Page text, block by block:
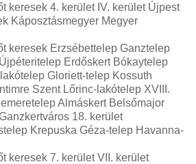
keresek 4. kerület IV. kerület Újpest
Káposztásmegyer Megyer
keresek Erzsébettelep Ganztelep
Erdőskert Bókaytelep
Gloriett-telep Kossuth
Szent Lőrinc-lakótelep XVIII.
Almáskert Belsőmajor
18. kerület
Krepuska Géza-telep Havanna-
keresek 7. kerület VII. kerület